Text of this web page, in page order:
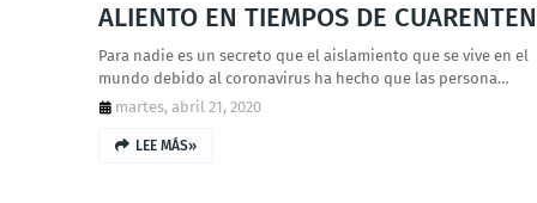
ALIENTO EN TIEMPOS DE
Para nadie es un secreto que el aislamiento que se vive en el
mundo debido al coronavirus ha hecho que las persona…
martes, abril 21, 2020
LEE MÁS»